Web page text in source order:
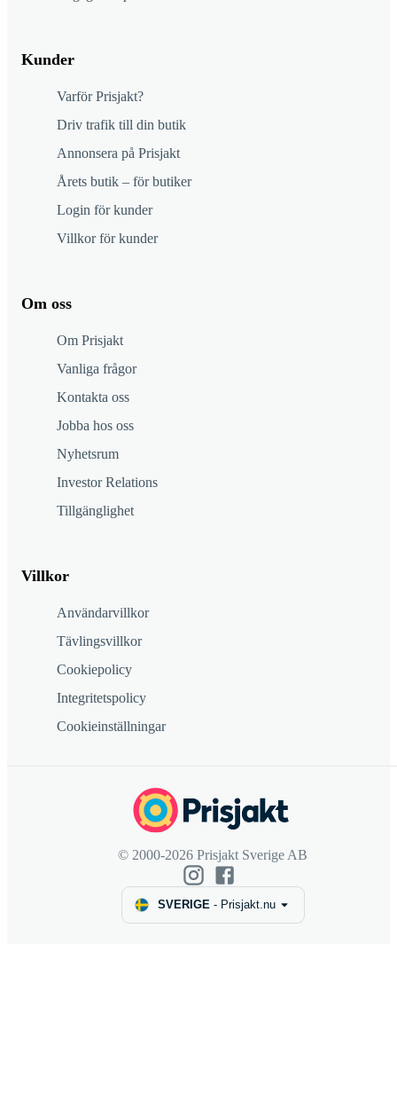
Kunder
Varför Prisjakt?
Driv trafik till din butik
Annonsera på Prisjakt
Årets butik – för butiker
Login för kunder
Villkor för kunder
Om oss
Om Prisjakt
Vanliga frågor
Kontakta oss
Jobba hos oss
Nyhetsrum
Investor Relations
Tillgänglighet
Villkor
Användarvillkor
Tävlingsvillkor
Cookiepolicy
Integritetspolicy
Cookieinställningar
© 2000-2026 Prisjakt Sverige AB
SVERIGE- Prisjakt.nu